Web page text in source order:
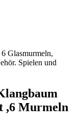
Glasmurmeln,
Spielen und
,6 Murmeln